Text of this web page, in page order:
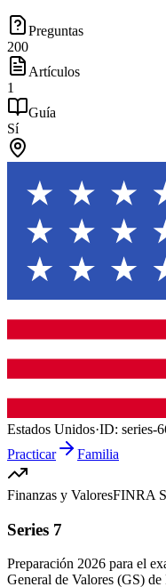
Preguntas
200
Artículos
1
Guía
Sí
Estados Unidos·ID: series-
Practicar
Familia
Finanzas y ValoresFINRA
Series 7
Preparación 2026 para el
General de Valores (GS)